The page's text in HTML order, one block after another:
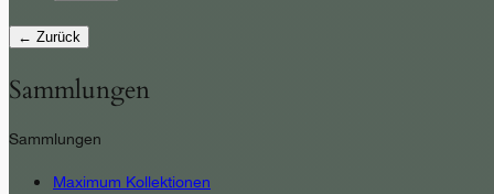
← Zurück
Sammlungen
Sammlungen
Maximum Kollektionen